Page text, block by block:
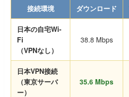
接続環境 ダウンロード
日本の自宅Wi-
Fi
（VPNなし）
38.8 Mbps
日本VPN接続
（東京サーバ
ー）
35.6 Mbps